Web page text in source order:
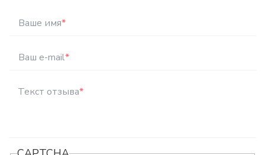
Ваше имя*
Ваш e-mail*
Текст отзыва*